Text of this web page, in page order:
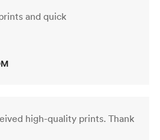
and quick
high-quality prints. Thank